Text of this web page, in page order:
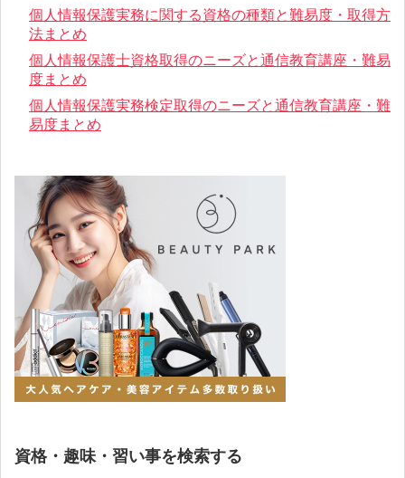
個人情報保護実務に関する資格の種類と難易度・取得方
法まとめ
個人情報保護士資格取得のニーズと通信教育講座・難易
度まとめ
個人情報保護実務検定取得のニーズと通信教育講座・難
易度まとめ
資格・趣味・習い事を検索する